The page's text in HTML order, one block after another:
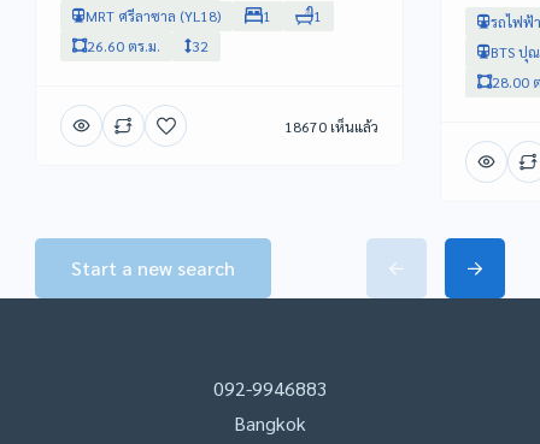
MRT ศรีลาซาล (YL18)
1
1
26.60 ตร.ม.
32
18670 เห็นแล้ว
รถไฟฟ้
BTS ปุ
28.00
Start a new search
092-9946883
Bangkok